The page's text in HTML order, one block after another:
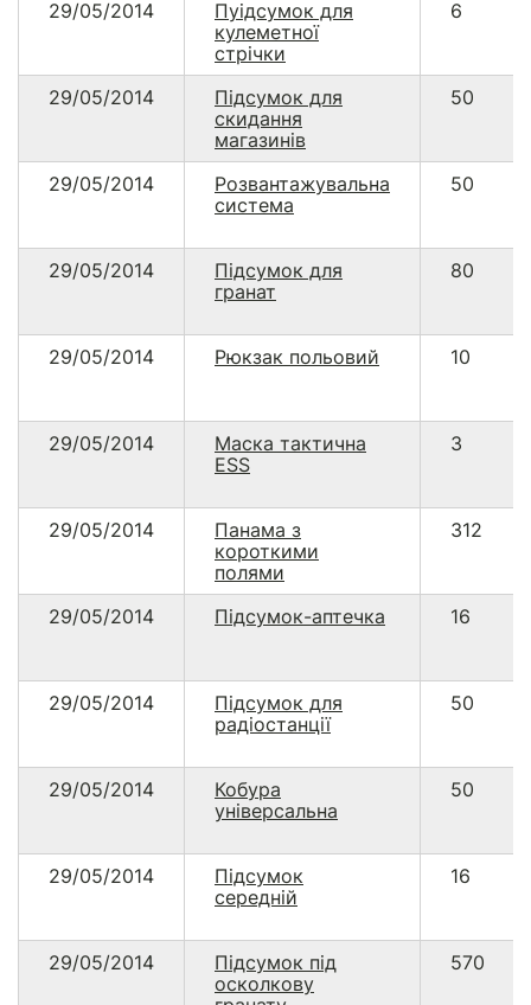
29/05/2014
Пуідсумок для
кулеметної
стрічки
6
29/05/2014
Підсумок для
скидання
магазинів
50
29/05/2014
Розвантажувальна
система
50
29/05/2014
Підсумок для
гранат
80
29/05/2014 Рюкзак польовий 10
29/05/2014
Маска тактична
ESS
3
29/05/2014
Панама з
короткими
полями
312
29/05/2014 Підсумок-аптечка 16
29/05/2014
Підсумок для
радіостанції
50
29/05/2014
Кобура
універсальна
50
29/05/2014
Підсумок
середній
16
29/05/2014
Підсумок під
осколкову
570